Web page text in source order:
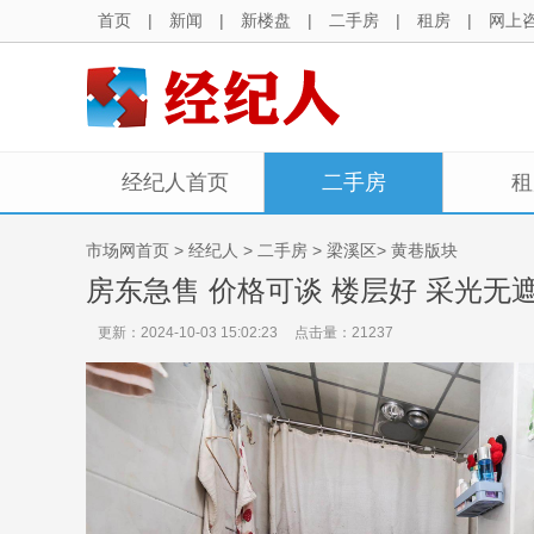
首页 | 新闻 | 新楼盘 | 二手房 | 租房 | 网上
经纪人首页 二手房
市场网首页 > 经纪人 > 二手房 > 梁溪区> 黄巷版块
房东急售 价格可谈 楼层好 采光无
更新：2024-10-03 15:02:23 点击量：21237